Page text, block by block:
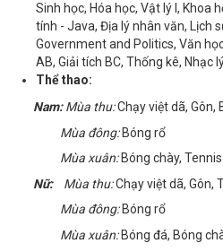
Sinh học, Hóa học, Vật lý I, Khoa
tính - Java, Địa lý nhân văn, Lịch
Government and Politics, Văn
AB, Giải tích BC, Thống kê, Nhạc
Thể thao:
Nam:Mùa thu:Chạy việt dã, Gôn,
Mùa đông:Bóng rổ
Mùa xuân: Bóng chày, Tennis
Nữ: Mùa thu:Chạy việt dã, Gôn,
Mùa đông: Bóng rổ
Mùa xuân:Bóng đá, Bóng